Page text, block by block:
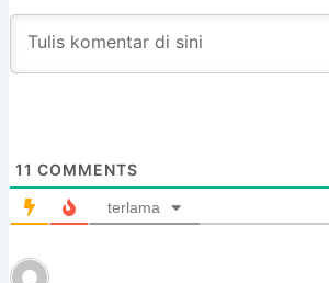
11 COMMENTS
terlama